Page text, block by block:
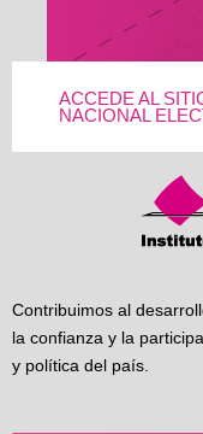
ACCEDE AL
NACIONAL
Contribuimos al
la confianza y la
y política del país.